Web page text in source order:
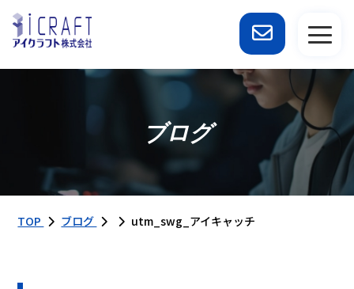
ブログ
TOP ブログ utm_swg_アイキャッチ